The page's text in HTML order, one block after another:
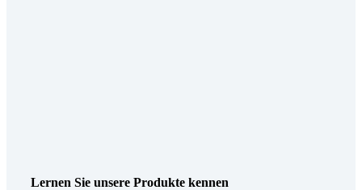
Lernen Sie unsere Produkte kennen